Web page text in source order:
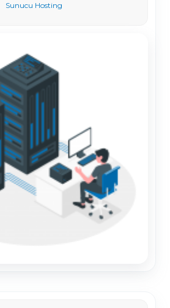
Sunucu Hosting